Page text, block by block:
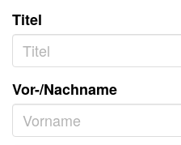
Titel
Vor-/Nachname